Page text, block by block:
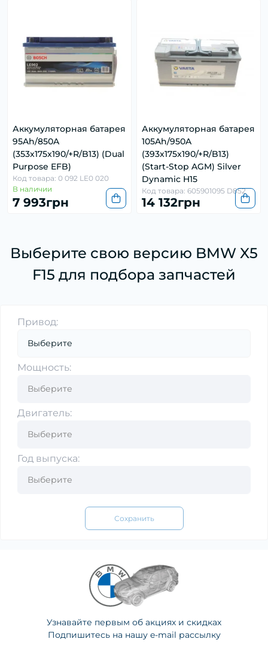
Аккумуляторная батарея
95Ah/850A
(353x175x190/+R/B13) (Dual
Purpose EFB)
Код товара: 0 092 LE0 020
В наличии
7 993грн
Аккумуляторная батарея
105Ah/950A
(393x175x190/+R/B13)
(Start-Stop AGM) Silver
Dynamic H15
Код товара: 605901095 D852
14 132грн
Выберите свою версию BMW X5
F15 для подбора запчастей
Привод:
Мощность:
Двигатель:
Год выпуска:
Сохранить
Узнавайте первым об акциях и скидках
Подпишитесь на нашу e-mail рассылку